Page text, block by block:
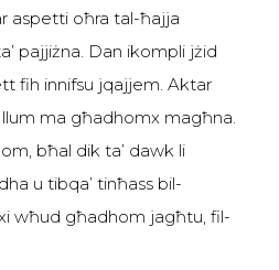
aspetti oħra tal-ħajja
pajjiżna. Dan ikompli jżid
fih innifsu jqajjem. Aktar
ma għadhomx magħna.
bħal dik ta’ dawk li
u tibqa’ tinħass bil-
wħud għadhom jagħtu, fil-